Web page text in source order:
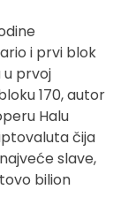
i prvi blok
u prvoj
170, autor
Halu
čija
slave,
bilion